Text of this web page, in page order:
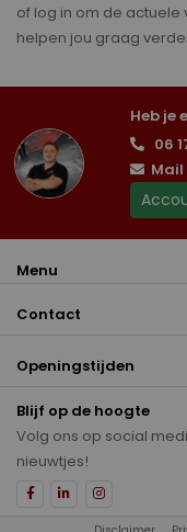
of log in om de actuele
helpen jou graag
Heb je
06
Mail
Menu
Contact
Openingstijden
Blijf op de hoogte
Volg ons op social
nieuwtjes!